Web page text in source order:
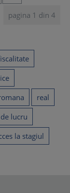
pagina 1 din 4
real
lucru
la stagiul